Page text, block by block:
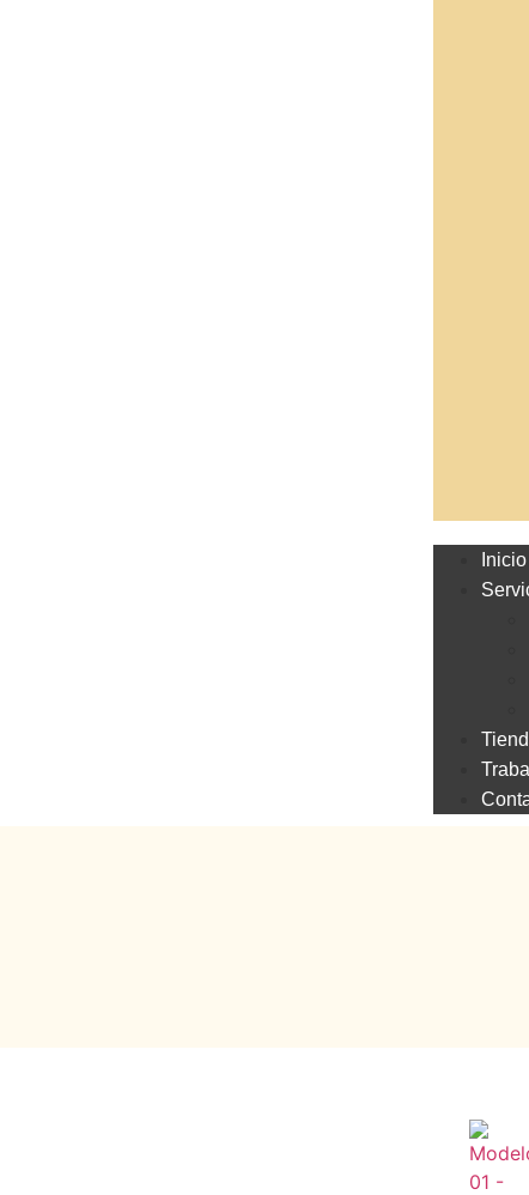
Inicio